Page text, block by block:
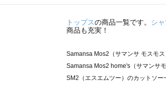
トップスの商品一覧です。 シ
商品も充実！
Samansa Mos2（サマンサ モスモ
Samansa Mos2 home's（サマンサ
SM2（エスエムツー）のカットソー